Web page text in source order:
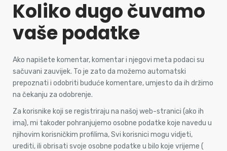
Koliko dugo čuvamo
vaše podatke
Ako napišete komentar, komentar i njegovi meta podaci su
sačuvani zauvijek. To je zato da možemo automatski
prepoznati i odobriti buduće komentare, umjesto da ih držimo
na čekanju za odobrenje.
Za korisnike koji se registriraju na našoj web-stranici (ako ih
ima), mi također pohranjujemo osobne podatke koje navedu u
njihovim korisničkim profilima, Svi korisnici mogu vidjeti,
urediti, ili obrisati svoje osobne podatke u bilo koje vrijeme (